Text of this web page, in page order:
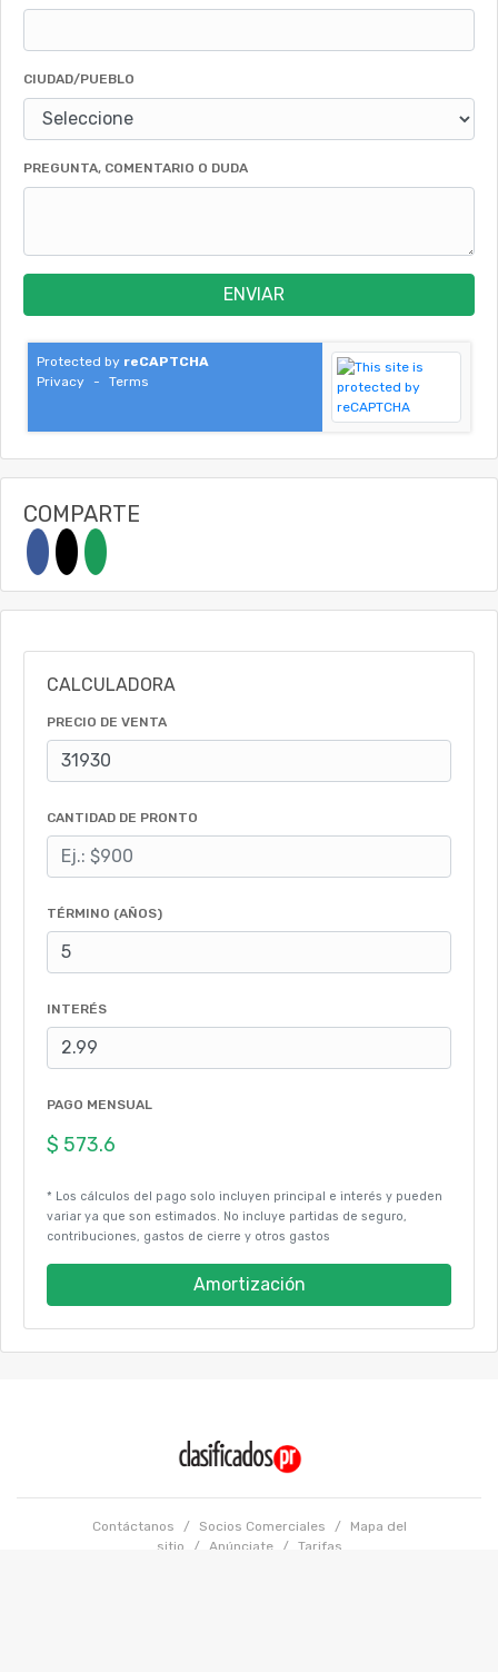
CIUDAD/PUEBLO
PREGUNTA, COMENTARIO O DUDA
ENVIAR
Protected by reCAPTCHA
Privacy
- Terms
COMPARTE
CALCULADORA
PRECIO DE VENTA
CANTIDAD DE PRONTO
TÉRMINO (AÑOS)
INTERÉS
PAGO MENSUAL
* Los cálculos del pago solo incluyen principal e interés y pueden
variar ya que son estimados. No incluye partidas de seguro,
contribuciones, gastos de cierre y otros gastos
Amortización
Contáctanos / Socios Comerciales /
Mapa del
sitio
/ Anúnciate /
Tarifas